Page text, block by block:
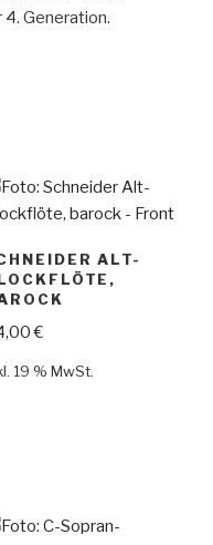
Generation.
ALT-
€
19 % MwSt.